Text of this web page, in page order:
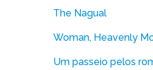
The Nagual
Woman, Heavenly
Um passeio pelos